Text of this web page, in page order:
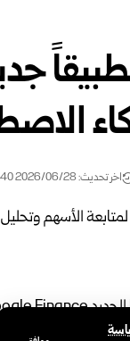
اخر تحديث: 2026/06/28 12:40 مساءً
الاستثمارية